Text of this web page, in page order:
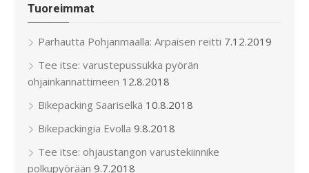
Tuoreimmat
Parhautta Pohjanmaalla: Arpaisen reitti 7.12.2019
Tee itse: varustepussukka pyörän
ohjainkannattimeen 12.8.2018
Bikepacking Saariselkä 10.8.2018
Bikepackingia Evolla 9.8.2018
Tee itse: ohjaustangon varustekiinnike
polkupyörään 9.7.2018